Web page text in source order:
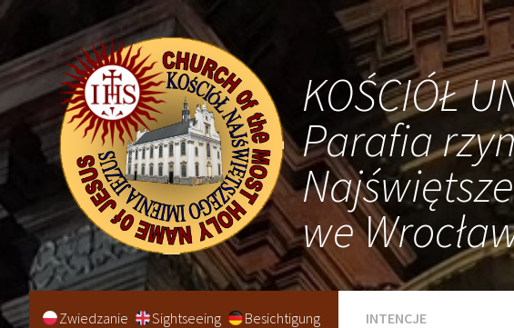
KOŚCIÓŁ
Parafia
we
INTENCJE
Zwiedzanie Sightseeing Besichtigung